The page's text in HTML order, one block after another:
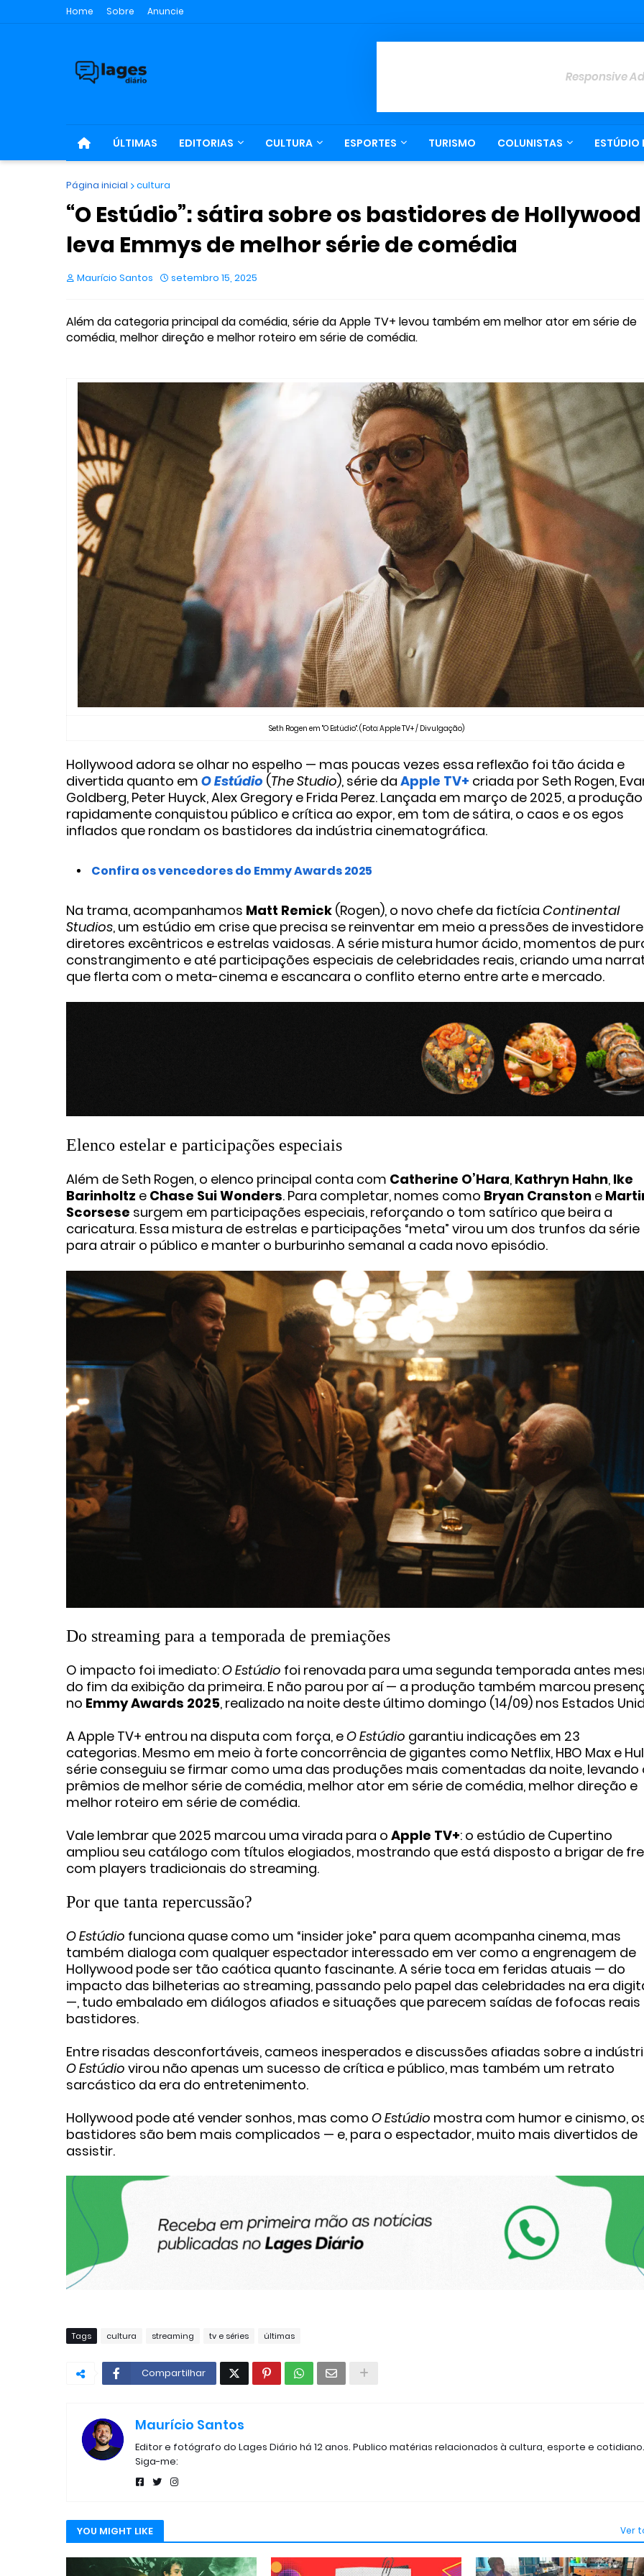
Home Sobre Anuncie
Responsive
ÚLTIMAS EDITORIAS CULTURA ESPORTES TURISMO COLUNISTAS ESTÚDIO
Página inicial cultura
“O Estúdio”: sátira sobre os bastidores de Hollywood
leva Emmys de melhor série de comédia
Maurício Santos setembro 15, 2025
Além da categoria principal da comédia, série da Apple TV+ levou também em melhor ator em série de
comédia, melhor direção e melhor roteiro em série de comédia.
Seth Rogen em "O Estúdio". (Foto: Apple TV+ / Divulgação)
Hollywood adora se olhar no espelho — mas poucas vezes essa reflexão foi tão ácida e
divertida quanto em O Estúdio (The Studio), série da Apple TV+ criada por Seth Rogen,
Goldberg, Peter Huyck, Alex Gregory e Frida Perez. Lançada em março de 2025, a produção
rapidamente conquistou público e crítica ao expor, em tom de sátira, o caos e os egos
inflados que rondam os bastidores da indústria cinematográfica.
Confira os vencedores do Emmy Awards 2025
Na trama, acompanhamos Matt Remick (Rogen), o novo chefe da fictícia Continental
Studios, um estúdio em crise que precisa se reinventar em meio a pressões de
diretores excêntricos e estrelas vaidosas. A série mistura humor ácido, momentos de
constrangimento e até participações especiais de celebridades reais, criando uma
que flerta com o meta-cinema e escancara o conflito eterno entre arte e mercado.
Elenco estelar e participações especiais
Além de Seth Rogen, o elenco principal conta com Catherine O’Hara, Kathryn Hahn, Ike
Barinholtz e Chase Sui Wonders. Para completar, nomes como Bryan Cranston e
Scorsese surgem em participações especiais, reforçando o tom satírico que beira a
caricatura. Essa mistura de estrelas e participações “meta” virou um dos trunfos da série
para atrair o público e manter o burburinho semanal a cada novo episódio.
Do streaming para a temporada de premiações
O impacto foi imediato:O Estúdio foi renovada para uma segunda temporada antes
do fim da exibição da primeira. E não parou por aí — a produção também marcou
no Emmy Awards 2025, realizado na noite deste último domingo (14/09) nos Estados
A Apple TV+ entrou na disputa com força, eO Estúdio garantiu indicações em 23
categorias. Mesmo em meio à forte concorrência de gigantes como Netflix, HBO Max e
série conseguiu se firmar como uma das produções mais comentadas da noite, levando
prêmios de melhor série de comédia, melhor ator em série de comédia, melhor direção e
melhor roteiro em série de comédia.
Vale lembrar que 2025 marcou uma virada para o Apple TV+: o estúdio de Cupertino
ampliou seu catálogo com títulos elogiados, mostrando que está disposto a brigar de
com players tradicionais do streaming.
Por que tanta repercussão?
O Estúdio funciona quase como um “insider joke” para quem acompanha cinema, mas
também dialoga com qualquer espectador interessado em ver como a engrenagem de
Hollywood pode ser tão caótica quanto fascinante. A série toca em feridas atuais — do
impacto das bilheterias ao streaming, passando pelo papel das celebridades na era
—, tudo embalado em diálogos afiados e situações que parecem saídas de fofocas reais
bastidores.
Entre risadas desconfortáveis, cameos inesperados e discussões afiadas sobre a
O Estúdio virou não apenas um sucesso de crítica e público, mas também um retrato
sarcástico da era do entretenimento.
Hollywood pode até vender sonhos, mas como O Estúdio mostra com humor e cinismo,
bastidores são bem mais complicados — e, para o espectador, muito mais divertidos de
assistir.
Tags cultura streaming tv e séries últimas
Compartilhar
Maurício Santos
Editor e fotógrafo do Lages Diário há 12 anos. Publico matérias relacionados à cultura, esporte e cotidiano.
Siga-me:
YOU MIGHT LIKE Ver